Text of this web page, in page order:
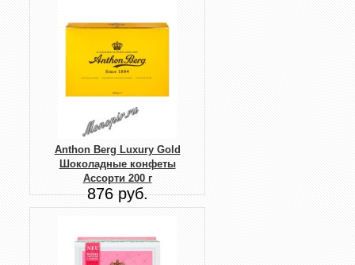
Anthon Berg Luxury Gold
Шоколадные конфеты
Ассорти 200 г
876 руб.